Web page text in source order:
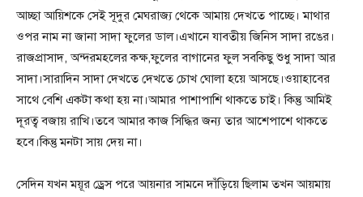
আচ্ছা আয়িশকে সেই সূদুর মেঘরাজ্য থেকে আমায় দেখতে পাচ্ছে। মাথার
ওপর নাম না জানা সাদা ফুলের ডাল।এখানে যাবতীয় জিনিস সাদা রঙের।
রাজপ্রাসাদ, অন্দরমহলের কক্ষ,ফুলের বাগানের ফুল সবকিছু শুধু সাদা আর
সাদা।সারাদিন সাদা দেখতে দেখতে চোখ ঘোলা হয়ে আসছে।ওয়াহাবের
সাথে বেশি একটা কথা হয় না।আমার পাশাপাশি থাকতে চাই। কিন্তু আমিই
দূরত্ব বজায় রাখি।তবে আমার কাজ সিদ্ধির জন্য তার আশেপাশে থাকতে
হবে।কিন্তু মনটা সায় দেয় না।
সেদিন যখন ময়ূর ড্রেস পরে আয়নার সামনে দাঁড়িয়ে ছিলাম তখন আয়মায়